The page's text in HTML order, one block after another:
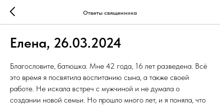
Ответы священника
Елена, 26.03.2024
Благословите, батюшка. Мне 42 года, 16 лет разведена. Всё
это время я посвятила воспитанию сына, а также своей
работе. Не искала встреч с мужчиной и не думала о
создании новой семьи. Но прошло много лет, и я поняла, что